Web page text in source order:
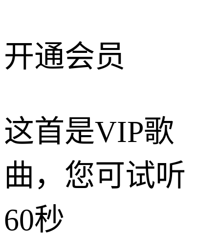
开通会员
这首是VIP歌
曲，您可试听
60秒